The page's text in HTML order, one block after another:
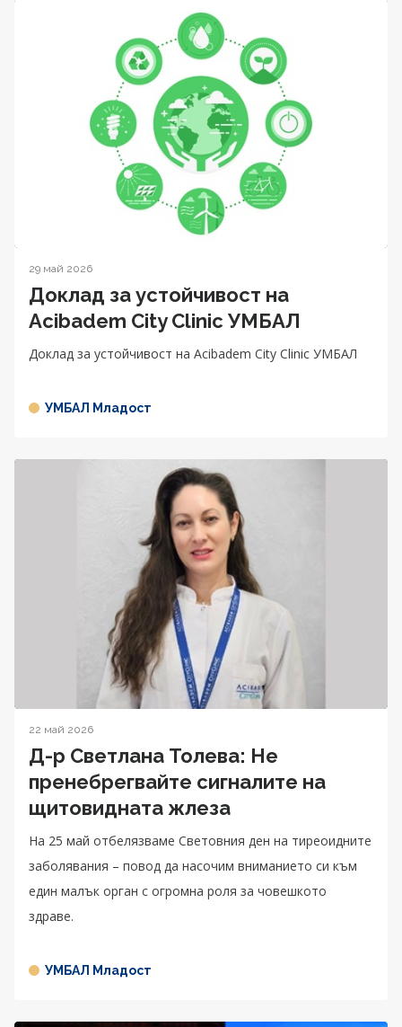
29 май 2026
Доклад за устойчивост на
Acibadem City Clinic УМБАЛ
Доклад за устойчивост на Acibadem City Clinic УМБАЛ
УМБАЛ Младост
22 май 2026
Д-р Светлана Толева: Не
пренебрегвайте сигналите на
щитовидната жлеза
На 25 май отбелязваме Световния ден на тиреоидните
заболявания – повод да насочим вниманието си към
един малък орган с огромна роля за човешкото
здраве.
УМБАЛ Младост